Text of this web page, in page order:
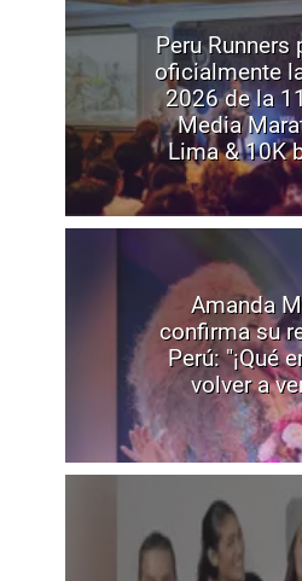
Peru Runners
oficialmente
2026 de la
Media
Lima & 10K
Amanda
confirma su
Perú: "¡Qué
volver a